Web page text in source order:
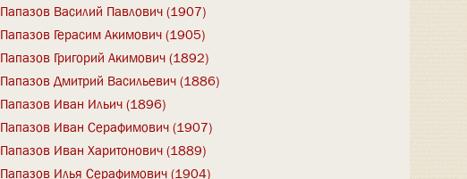
Папазов Василий Павлович (1907)
Папазов Герасим Акимович (1905)
Папазов Григорий Акимович (1892)
Папазов Дмитрий Васильевич (1886)
Папазов Иван Ильич (1896)
Папазов Иван Серафимович (1907)
Папазов Иван Харитонович (1889)
Папазов Илья Серафимович (1904)